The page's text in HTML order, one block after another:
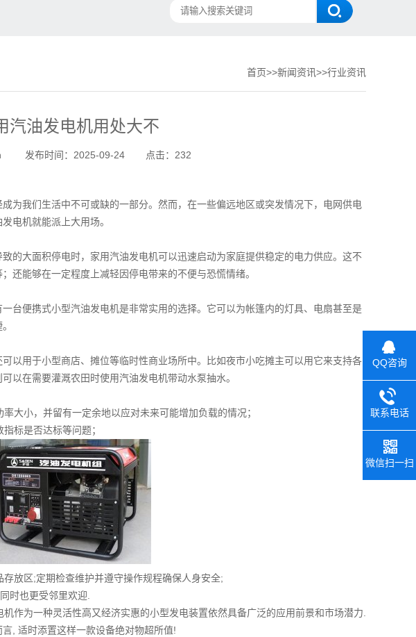
首页>>新闻资讯>>行业资讯
汽油发电机用处大不
发布时间：2025-09-24 点击：232
我们生活中不可或缺的一部分。然而，在一些偏远地区或突发情况下，电网供电
电机就能派上大用场。
大面积停电时，家用汽油发电机可以迅速启动为家庭提供稳定的电力供应。这不
还能够在一定程度上减轻因停电带来的不便与恐慌情绪。
便携式小型汽油发电机是非常实用的选择。它可以为帐篷内的灯具、电扇甚至是
用于小型商店、摊位等临时性商业场所中。比如夜市小吃摊主可以用它来支持各
以在需要灌溉农田时使用汽油发电机带动水泵抽水。
小，并留有一定余地以应对未来可能增加负载的情况；
标是否达标等问题；
区;定期检查维护并遵守操作规程确保人身安全;
也更受邻里欢迎.
为一种灵活性高又经济实惠的小型发电装置依然具备广泛的应用前景和市场潜力.
, 适时添置这样一款设备绝对物超所值!
QQ咨询
联系电话
微信扫一扫